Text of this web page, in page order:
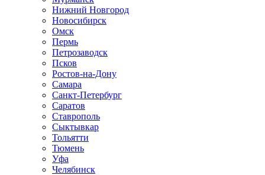
Нижний Новгород
Новосибирск
Омск
Пермь
Петрозаводск
Псков
Ростов-на-Дону
Самара
Санкт-Петербург
Саратов
Ставрополь
Сыктывкар
Тольятти
Тюмень
Уфа
Челябинск